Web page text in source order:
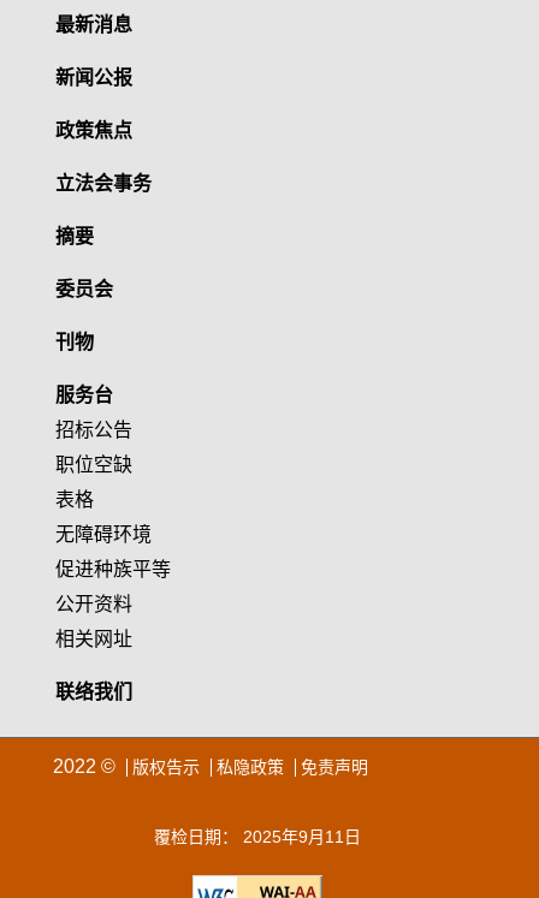
最新消息
新闻公报
政策焦点
立法会事务
摘要
委员会
刊物
服务台
招标公告
职位空缺
表格
无障碍环境
促进种族平等
公开资料
相关网址
联络我们
2022 © 版权告示 私隐政策 免责声明
覆检日期： 2025年9月11日